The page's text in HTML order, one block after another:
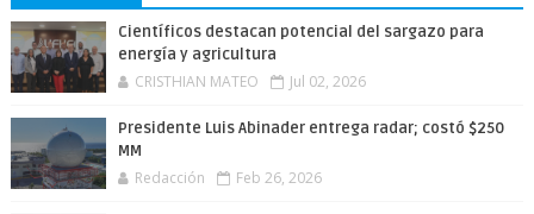
Científicos destacan potencial del sargazo para
energía y agricultura
CRISTHIAN MATEO Jul 02, 2026
Presidente Luis Abinader entrega radar; costó $250
MM
Redacción Feb 26, 2026